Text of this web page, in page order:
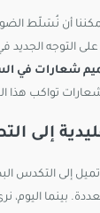
أن نُسَلّط
التوجه الجديد
شعارات في
شعارات تواكب هذا
إلى
إلى التكدس
بينما اليوم،